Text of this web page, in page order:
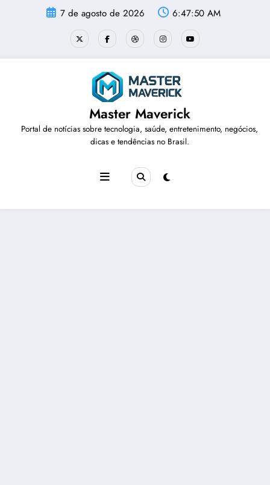
7 de agosto de 2026 6:47:51 AM
Master Maverick
Portal de notícias sobre tecnologia, saúde, entretenimento, negócios,
dicas e tendências no Brasil.